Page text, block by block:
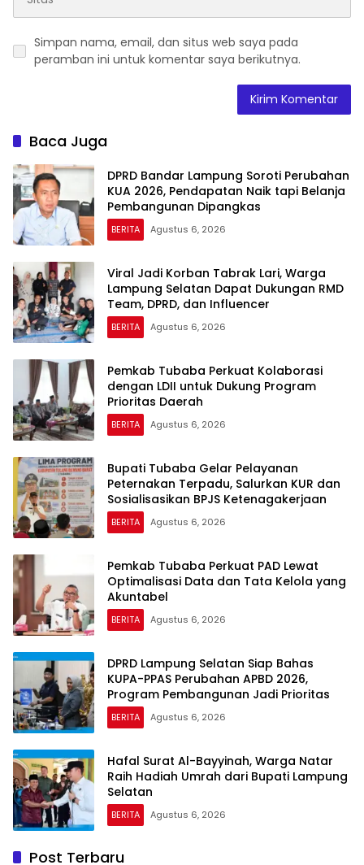
Simpan nama, email, dan situs web saya pada
peramban ini untuk komentar saya berikutnya.
Baca Juga
DPRD Bandar Lampung Soroti Perubahan
KUA 2026, Pendapatan Naik tapi Belanja
Pembangunan Dipangkas
BERITA Agustus 6, 2026
Viral Jadi Korban Tabrak Lari, Warga
Lampung Selatan Dapat Dukungan RMD
Team, DPRD, dan Influencer
BERITA Agustus 6, 2026
Pemkab Tubaba Perkuat Kolaborasi
dengan LDII untuk Dukung Program
Prioritas Daerah
BERITA Agustus 6, 2026
Bupati Tubaba Gelar Pelayanan
Peternakan Terpadu, Salurkan KUR dan
Sosialisasikan BPJS Ketenagakerjaan
BERITA Agustus 6, 2026
Pemkab Tubaba Perkuat PAD Lewat
Optimalisasi Data dan Tata Kelola yang
Akuntabel
BERITA Agustus 6, 2026
DPRD Lampung Selatan Siap Bahas
KUPA-PPAS Perubahan APBD 2026,
Program Pembangunan Jadi Prioritas
BERITA Agustus 6, 2026
Hafal Surat Al-Bayyinah, Warga Natar
Raih Hadiah Umrah dari Bupati Lampung
Selatan
BERITA Agustus 6, 2026
Post Terbaru